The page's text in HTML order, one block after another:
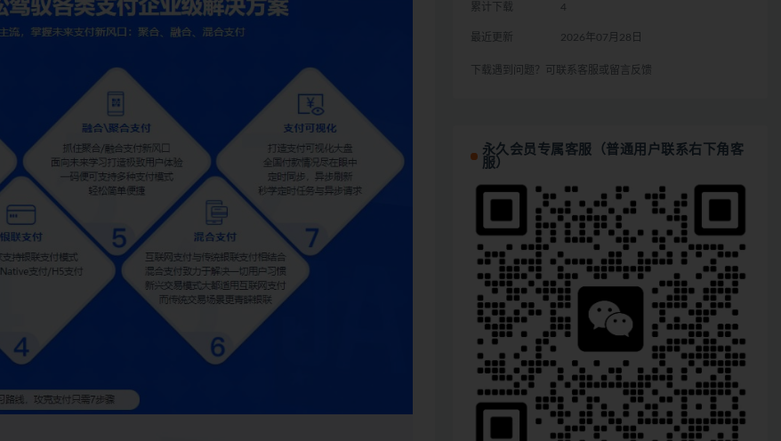
累计下载 4
最近更新 2026年07月28日
下载遇到问题？可联系客服或留言反馈
永久会员专属客服（普通用户联系右下角客
服）